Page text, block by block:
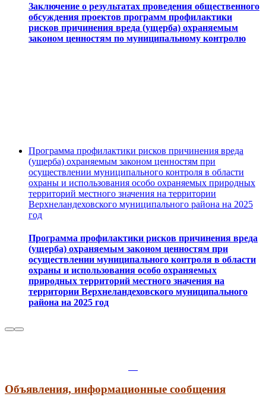
Заключение о результатах проведения общественного
обсуждения проектов программ профилактики
рисков причинения вреда (ущерба) охраняемым
законом ценностям по муниципальному контролю
Программа профилактики рисков причинения вреда
(ущерба) охраняемым законом ценностям при
осуществлении муниципального контроля в области
охраны и использования особо охраняемых природных
территорий местного значения на территории
Верхнеландеховского муниципального района на 2025
год
Программа профилактики рисков причинения вреда
(ущерба) охраняемым законом ценностям при
осуществлении муниципального контроля в области
охраны и использования особо охраняемых
природных территорий местного значения на
территории Верхнеландеховского муниципального
района на 2025 год
Объявления, информационные сообщения